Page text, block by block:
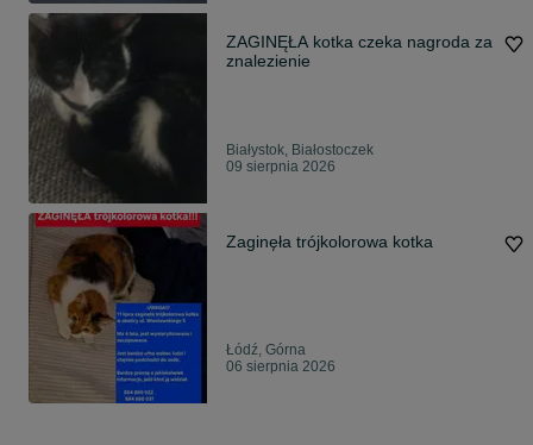
ZAGINĘŁA kotka czeka nagroda za
znalezienie
Białystok, Białostoczek
09 sierpnia 2026
Zaginęła trójkolorowa kotka
Łódź, Górna
06 sierpnia 2026